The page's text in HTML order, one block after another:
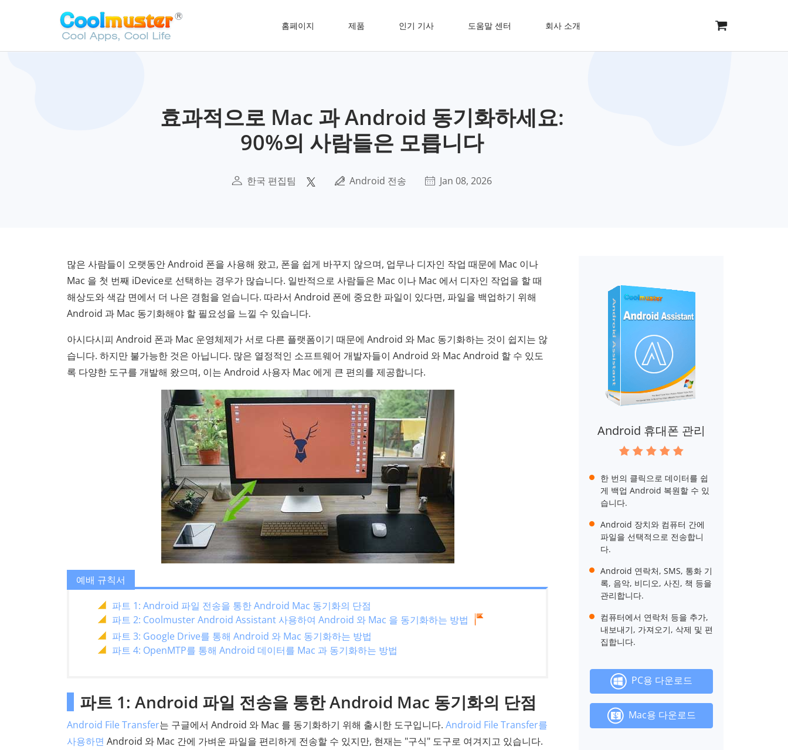
홈페이지 제품 인기 기사 도움말 센터 회사 소개
효과적으로 Mac 과 Android 동기화하세요:
90%의 사람들은 모릅니다
한국 편집팀 Android 전송 Jan 08, 2026
많은 사람들이 오랫동안 Android 폰을 사용해 왔고, 폰을 쉽게 바꾸지 않으며, 업무나 디자인 작업 때문에 Mac 이나
Mac 을 첫 번째 iDevice로 선택하는 경우가 많습니다. 일반적으로 사람들은 Mac 이나 Mac 에서 디자인 작업을 할 때
해상도와 색감 면에서 더 나은 경험을 얻습니다. 따라서 Android 폰에 중요한 파일이 있다면, 파일을 백업하기 위해
Android 과 Mac 동기화해야 할 필요성을 느낄 수 있습니다.
아시다시피 Android 폰과 Mac 운영체제가 서로 다른 플랫폼이기 때문에 Android 와 Mac 동기화하는 것이 쉽지는 않
습니다. 하지만 불가능한 것은 아닙니다. 많은 열정적인 소프트웨어 개발자들이 Android 와 Mac Android 할 수 있도
록 다양한 도구를 개발해 왔으며, 이는 Android 사용자 Mac 에게 큰 편의를 제공합니다.
예배 규칙서
파트 1: Android 파일 전송을 통한 Android Mac 동기화의 단점
파트 2: Coolmuster Android Assistant 사용하여 Android 와 Mac 을 동기화하는 방법
파트 3: Google Drive를 통해 Android 와 Mac 동기화하는 방법
파트 4: OpenMTP를 통해 Android 데이터를 Mac 과 동기화하는 방법
파트 1: Android 파일 전송을 통한 Android Mac 동기화의 단점
Android File Transfer는 구글에서 Android 와 Mac 를 동기화하기 위해 출시한 도구입니다. Android File Transfer를
사용하면 Android 와 Mac 간에 가벼운 파일을 편리하게 전송할 수 있지만, 현재는 "구식" 도구로 여겨지고 있습니다.
Android 휴대폰 관리
한 번의 클릭으로 데이터를 쉽
게 백업 Android 복원할 수 있
습니다.
Android 장치와 컴퓨터 간에
파일을 선택적으로 전송합니
다.
Android 연락처, SMS, 통화 기
록, 음악, 비디오, 사진, 책 등을
관리합니다.
컴퓨터에서 연락처 등을 추가,
내보내기, 가져오기, 삭제 및 편
집합니다.
PC용 다운로드
Mac용 다운로드